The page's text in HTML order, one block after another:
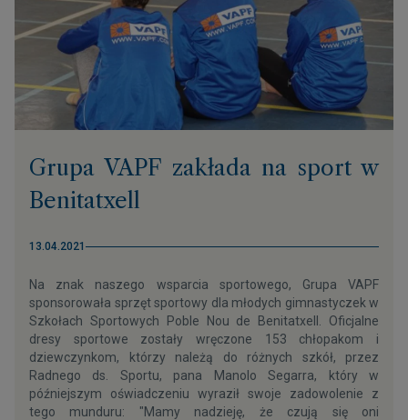
Grupa VAPF zakłada na sport w
Benitatxell
13.04.2021
Na znak naszego wsparcia sportowego, Grupa VAPF
sponsorowała sprzęt sportowy dla młodych gimnastyczek w
Szkołach Sportowych Poble Nou de Benitatxell. Oficjalne
dresy sportowe zostały wręczone 153 chłopakom i
dziewczynkom, którzy należą do różnych szkół, przez
Radnego ds. Sportu, pana Manolo Segarra, który w
późniejszym oświadczeniu wyraził swoje zadowolenie z
tego munduru: "Mamy nadzieję, że czują się oni